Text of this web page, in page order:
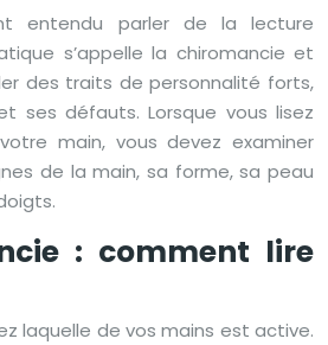
entendu parler de la lecture
s’appelle la chiromancie et
des traits de personnalité forts,
ses défauts. Lorsque vous lisez
main, vous devez examiner
de la main, sa forme, sa peau
: comment lire
laquelle de vos mains est active.